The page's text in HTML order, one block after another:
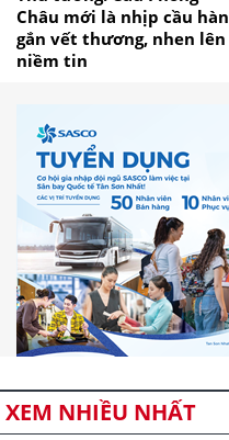
Châu mới là nhịp cầu hàn
gắn vết thương, nhen lên
niềm tin
XEM NHIỀU NHẤT